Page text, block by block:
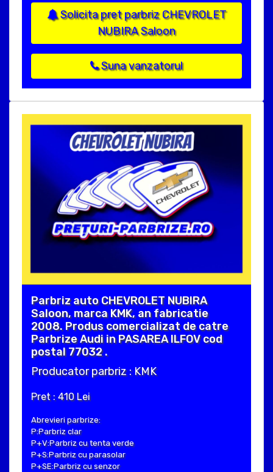
Solicita pret parbriz CHEVROLET
NUBIRA Saloon
Suna vanzatorul
Parbriz auto CHEVROLET NUBIRA
Saloon, marca KMK, an fabricatie
2008. Produs comercializat de catre
Parbrize Audi in PASAREA ILFOV cod
postal 77032 .
Producator parbriz : KMK
Pret : 410 Lei
Abrevieri parbrize:
P:Parbriz clar
P+V:Parbriz cu tenta verde
P+S:Parbriz cu parasolar
P+SE:Parbriz cu senzor